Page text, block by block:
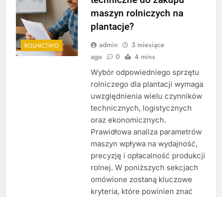
ROLNICTWO
maszyn rolniczych na
plantacje?
admin
3 miesiące
ago
0 4 mins
Wybór odpowiedniego sprzętu
rolniczego dla plantacji wymaga
uwzględnienia wielu czynników
technicznych, logistycznych
oraz ekonomicznych.
Prawidłowa analiza parametrów
maszyn wpływa na wydajność,
precyzję i opłacalność produkcji
rolnej. W poniższych sekcjach
omówione zostaną kluczowe
kryteria, które powinien znać